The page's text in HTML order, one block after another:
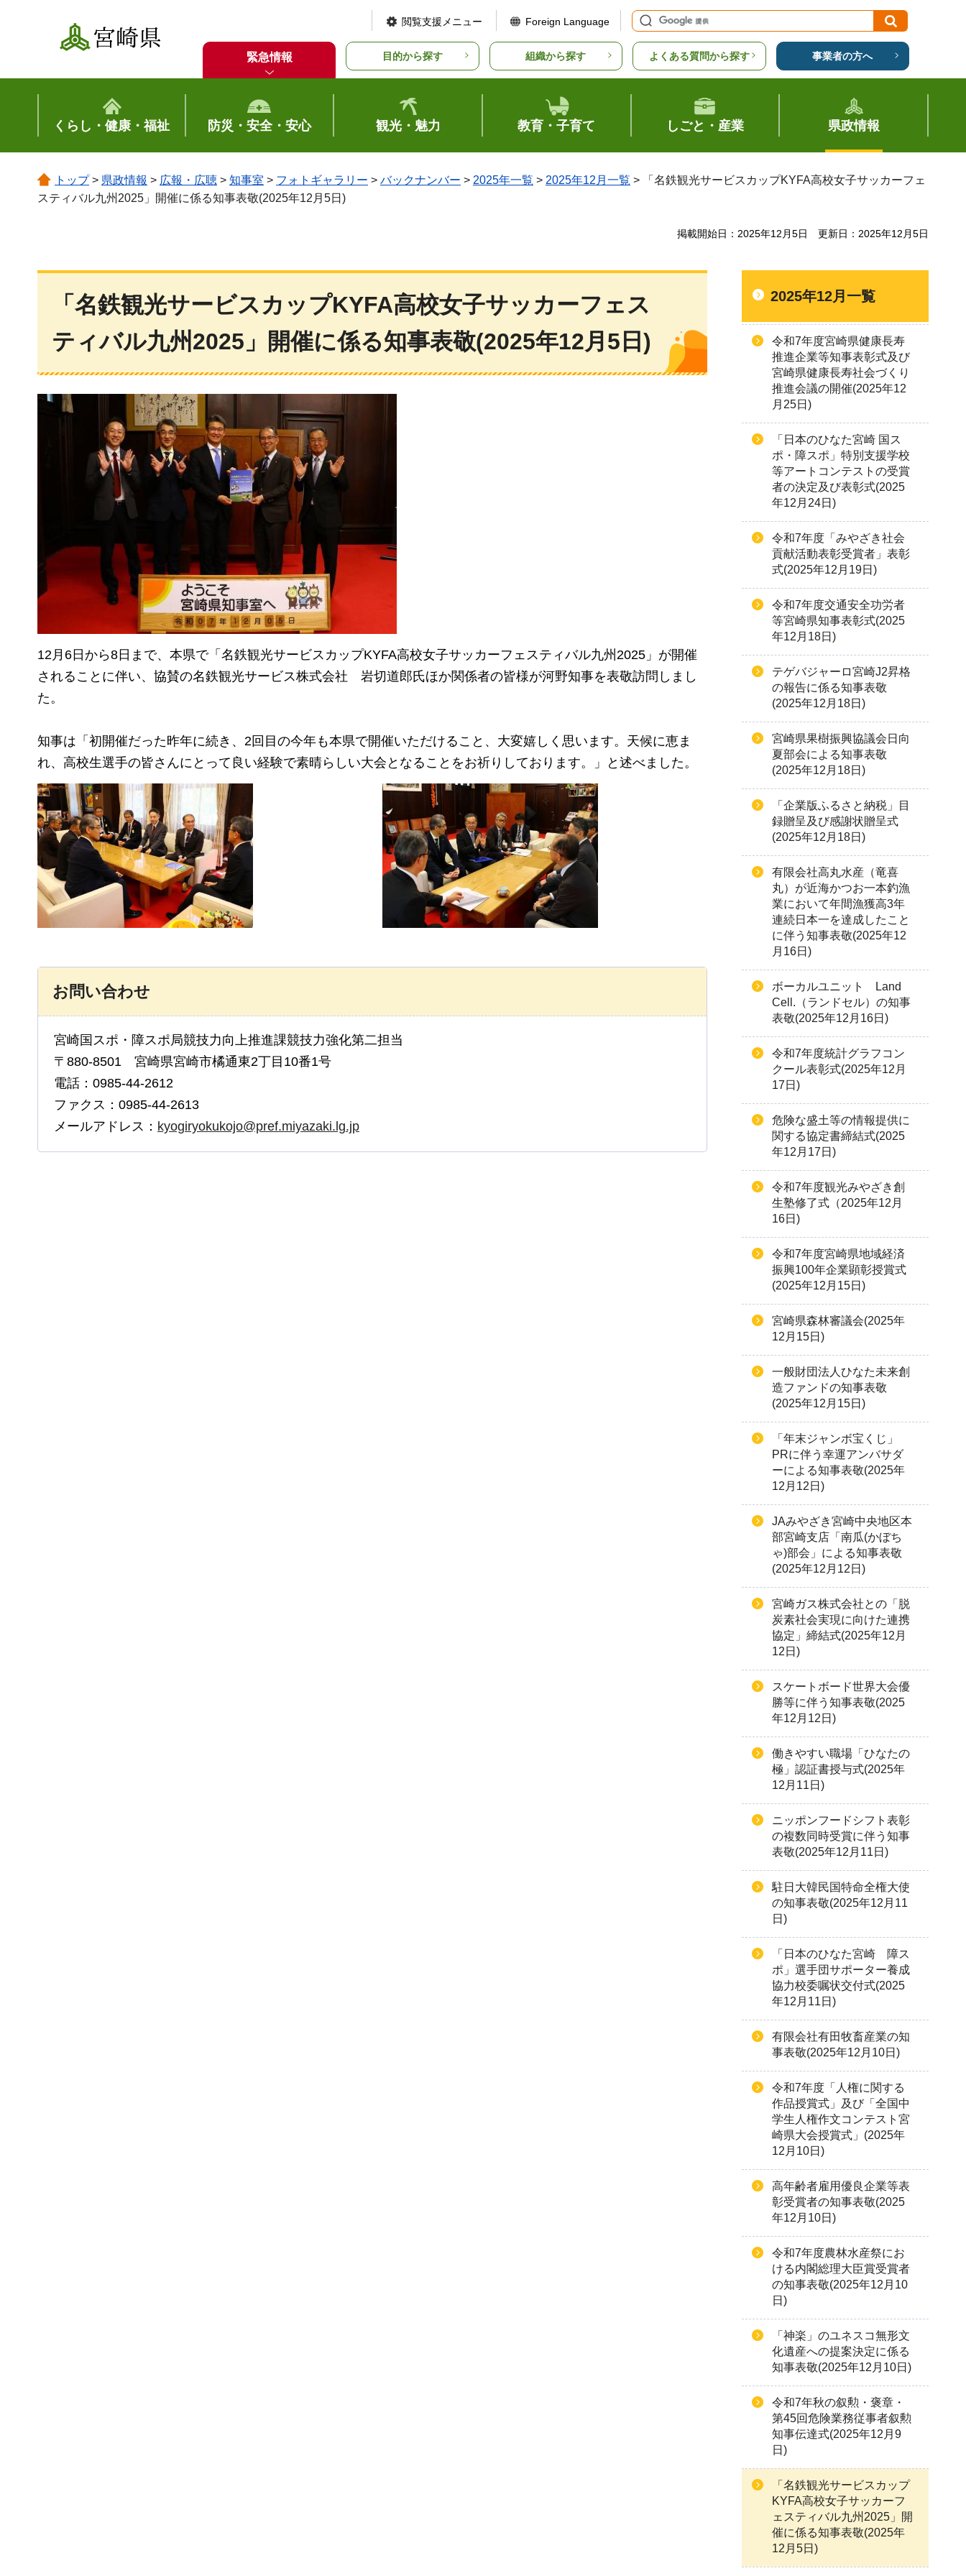
宮崎県
閲覧支援メニュー Foreign Language
緊急情報 目的から探す 組織から探す よくある質問から探す 事業者の方へ
くらし・健康・福祉 防災・安全・安心 観光・魅力 教育・子育て しごと・産業 県政情報
トップ> 県政情報 > 広報・広聴 > 知事室 > フォトギャラリー > バックナンバー > 2025年一覧 > 2025年12月一覧 > 「名鉄観光サービスカップKYFA高校女子サッカーフェ
スティバル九州2025」開催に係る知事表敬(2025年12月5日)
掲載開始日：2025年12月5日 更新日：2025年12月5日
「名鉄観光サービスカップKYFA高校女子サッカーフェス
ティバル九州2025」開催に係る知事表敬(2025年12月5日)
12月6日から8日まで、本県で「名鉄観光サービスカップKYFA高校女子サッカーフェスティバル九州2025」が開催
されることに伴い、協賛の名鉄観光サービス株式会社 岩切道郎氏ほか関係者の皆様が河野知事を表敬訪問しまし
た。
知事は「初開催だった昨年に続き、2回目の今年も本県で開催いただけること、大変嬉しく思います。天候に恵ま
れ、高校生選手の皆さんにとって良い経験で素晴らしい大会となることをお祈りしております。」と述べました。
お問い合わせ
宮崎国スポ・障スポ局競技力向上推進課競技力強化第二担当
〒880-8501 宮崎県宮崎市橘通東2丁目10番1号
電話：0985-44-2612
ファクス：0985-44-2613
メールアドレス： kyogiryokukojo@pref.miyazaki.lg.jp
2025年12月一覧
令和7年度宮崎県健康長寿
推進企業等知事表彰式及び
宮崎県健康長寿社会づくり
推進会議の開催(2025年12
月25日)
「日本のひなた宮崎 国ス
ポ・障スポ」特別支援学校
等アートコンテストの受賞
者の決定及び表彰式(2025
年12月24日)
令和7年度「みやざき社会
貢献活動表彰受賞者」表彰
式(2025年12月19日)
令和7年度交通安全功労者
等宮崎県知事表彰式(2025
年12月18日)
テゲバジャーロ宮崎J2昇格
の報告に係る知事表敬
(2025年12月18日)
宮崎県果樹振興協議会日向
夏部会による知事表敬
(2025年12月18日)
「企業版ふるさと納税」目
録贈呈及び感謝状贈呈式
(2025年12月18日)
有限会社高丸水産（竜喜
丸）が近海かつお一本釣漁
業において年間漁獲高3年
連続日本一を達成したこと
に伴う知事表敬(2025年12
月16日)
ボーカルユニット Land
Cell.（ランドセル）の知事
表敬(2025年12月16日)
令和7年度統計グラフコン
クール表彰式(2025年12月
17日)
危険な盛土等の情報提供に
関する協定書締結式(2025
年12月17日)
令和7年度観光みやざき創
生塾修了式（2025年12月
16日)
令和7年度宮崎県地域経済
振興100年企業顕彰授賞式
(2025年12月15日)
宮崎県森林審議会(2025年
12月15日)
一般財団法人ひなた未来創
造ファンドの知事表敬
(2025年12月15日)
「年末ジャンボ宝くじ」
PRに伴う幸運アンバサダ
ーによる知事表敬(2025年
12月12日)
JAみやざき宮崎中央地区本
部宮崎支店「南瓜(かぼち
ゃ)部会」による知事表敬
(2025年12月12日)
宮崎ガス株式会社との「脱
炭素社会実現に向けた連携
協定」締結式(2025年12月
12日)
スケートボード世界大会優
勝等に伴う知事表敬(2025
年12月12日)
働きやすい職場「ひなたの
極」認証書授与式(2025年
12月11日)
ニッポンフードシフト表彰
の複数同時受賞に伴う知事
表敬(2025年12月11日)
駐日大韓民国特命全権大使
の知事表敬(2025年12月11
日)
「日本のひなた宮崎 障ス
ポ」選手団サポーター養成
協力校委嘱状交付式(2025
年12月11日)
有限会社有田牧畜産業の知
事表敬(2025年12月10日)
令和7年度「人権に関する
作品授賞式」及び「全国中
学生人権作文コンテスト宮
崎県大会授賞式」(2025年
12月10日)
高年齢者雇用優良企業等表
彰受賞者の知事表敬(2025
年12月10日)
令和7年度農林水産祭にお
ける内閣総理大臣賞受賞者
の知事表敬(2025年12月10
日)
「神楽」のユネスコ無形文
化遺産への提案決定に係る
知事表敬(2025年12月10日)
令和7年秋の叙勲・褒章・
第45回危険業務従事者叙勲
知事伝達式(2025年12月9
日)
「名鉄観光サービスカップ
KYFA高校女子サッカーフ
ェスティバル九州2025」開
催に係る知事表敬(2025年
12月5日)